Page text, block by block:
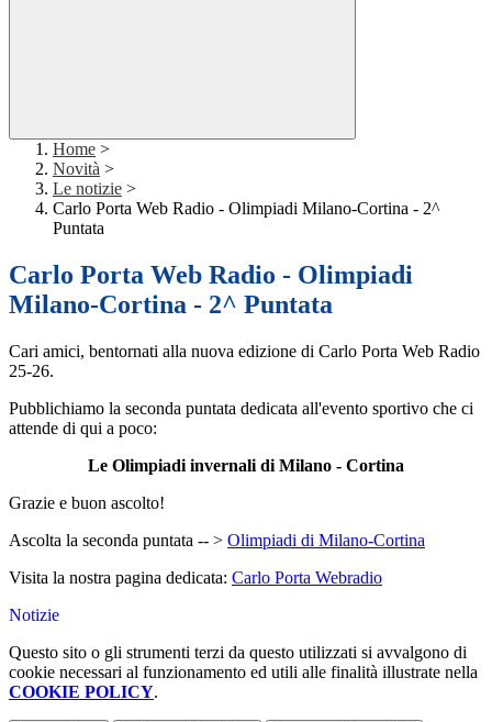
Home >
Novità >
Le notizie >
Carlo Porta Web Radio - Olimpiadi Milano-Cortina - 2^
Puntata
Carlo Porta Web Radio - Olimpiadi
Milano-Cortina - 2^ Puntata
Cari amici, bentornati alla nuova edizione di Carlo Porta Web Radio
25-26.
Pubblichiamo la seconda puntata dedicata all'evento sportivo che ci
attende di qui a poco:
Le Olimpiadi invernali di Milano - Cortina
Grazie e buon ascolto!
Ascolta la seconda puntata -- > Olimpiadi di Milano-Cortina
Visita la nostra pagina dedicata: Carlo Porta Webradio
Notizie
Questo sito o gli strumenti terzi da questo utilizzati si avvalgono di
cookie necessari al funzionamento ed utili alle finalità illustrate nella
COOKIE POLICY.